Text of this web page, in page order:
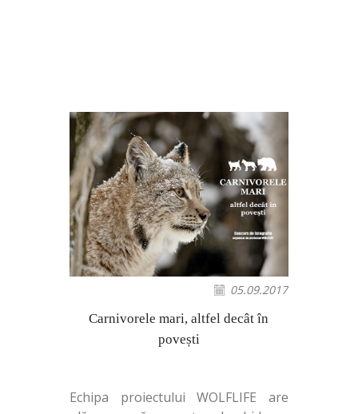
05.09.2017
Carnivorele mari, altfel decât în
povești
Echipa proiectului WOLFLIFE are